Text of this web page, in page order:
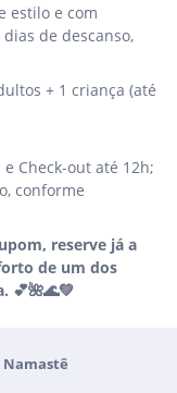
estilo e com
de descanso,
+ 1 criança (até
Check-out até 12h;
conforme
reserve já a
de um dos
💕🌺🌊💚
Namastê